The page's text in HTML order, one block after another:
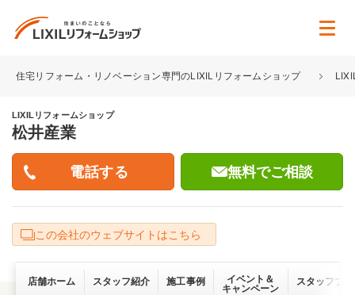
住宅リフォーム・リノベーション専門のLIXILリフォームショップ
LIXILリフォームショップ
松井産業
無料でご相談
この会社のウェブサイトはこちら
店舗ホーム スタッフ紹介 施工事例
イベント＆
キャンペーン
スタッフブ